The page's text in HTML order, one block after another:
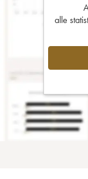
alle